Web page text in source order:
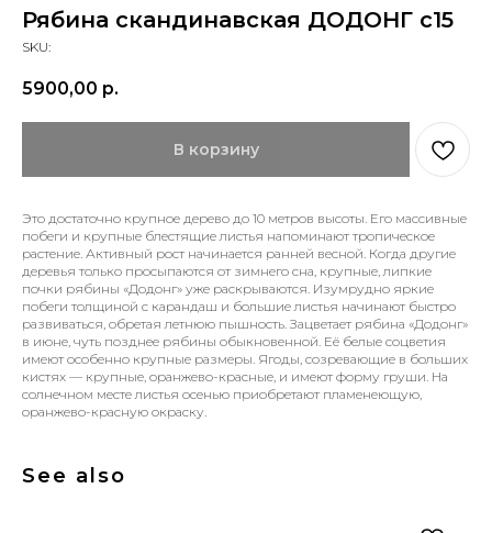
Рябина скандинавская ДОДОНГ с15
SKU:
5900,00 р.
В корзину
Это достаточно крупное дерево до 10 метров высоты. Его массивные
побеги и крупные блестящие листья напоминают тропическое
растение. Активный рост начинается ранней весной. Когда другие
деревья только просыпаются от зимнего сна, крупные, липкие
почки рябины «Додонг» уже раскрываются. Изумрудно яркие
побеги толщиной с карандаш и большие листья начинают быстро
развиваться, обретая летнюю пышность. Зацветает рябина «Додонг»
в июне, чуть позднее рябины обыкновенной. Её белые соцветия
имеют особенно крупные размеры. Ягоды, созревающие в больших
кистях — крупные, оранжево-красные, и имеют форму груши. На
солнечном месте листья осенью приобретают пламенеющую,
оранжево-красную окраску.
See also